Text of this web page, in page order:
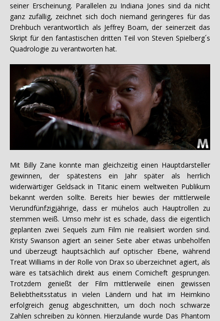
seiner Erscheinung. Parallelen zu Indiana Jones sind da nicht
ganz zufällig, zeichnet sich doch niemand geringeres für das
Drehbuch verantwortlich als Jeffrey Boam, der seinerzeit das
Skript für den fantastischen dritten Teil von Steven Spielberg´s
Quadrologie zu verantworten hat.
Mit Billy Zane konnte man gleichzeitig einen Hauptdarsteller
gewinnen, der spätestens ein Jahr später als herrlich
widerwärtiger Geldsack in Titanic einem weltweiten Publikum
bekannt werden sollte. Bereits hier bewies der mittlerweile
Vierundfünfzigjährige, dass er mühelos auch Hauptrollen zu
stemmen weiß. Umso mehr ist es schade, dass die eigentlich
geplanten zwei Sequels zum Film nie realisiert worden sind.
Kristy Swanson agiert an seiner Seite aber etwas unbeholfen
und überzeugt hauptsächlich auf optischer Ebene, während
Treat Williams in der Rolle von Drax so überzeichnet agiert, als
wäre es tatsächlich direkt aus einem Comicheft gesprungen.
Trotzdem genießt der Film mittlerweile einen gewissen
Beliebtheitsstatus in vielen Ländern und hat im Heimkino
erfolgreich genug abgeschnitten, um doch noch schwarze
Zahlen schreiben zu können. Hierzulande wurde Das Phantom